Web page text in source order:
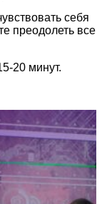
себя
преодолеть все
20 минут.